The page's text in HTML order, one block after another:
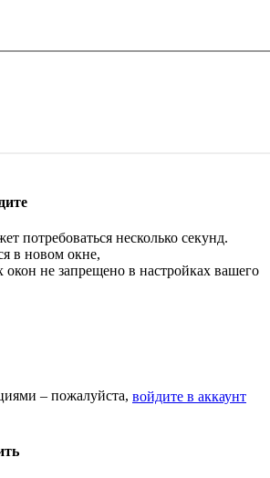
потребоваться несколько секунд.
в новом окне,
не запрещено в настройках вашего
– пожалуйста, войдите в аккаунт